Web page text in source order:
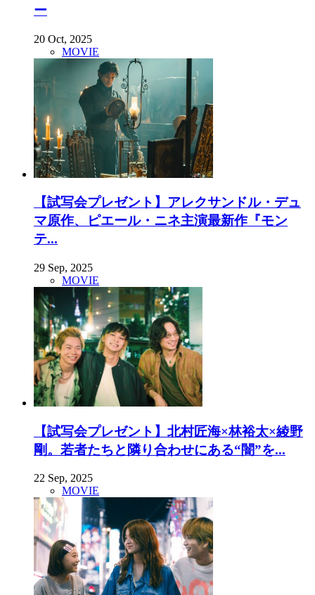
ー
20 Oct, 2025
MOVIE
【試写会プレゼント】アレクサンドル・デュ
マ原作、ピエール・ニネ主演最新作『モン
テ...
29 Sep, 2025
MOVIE
【試写会プレゼント】北村匠海×林裕太×綾野
剛。若者たちと隣り合わせにある“闇”を...
22 Sep, 2025
MOVIE